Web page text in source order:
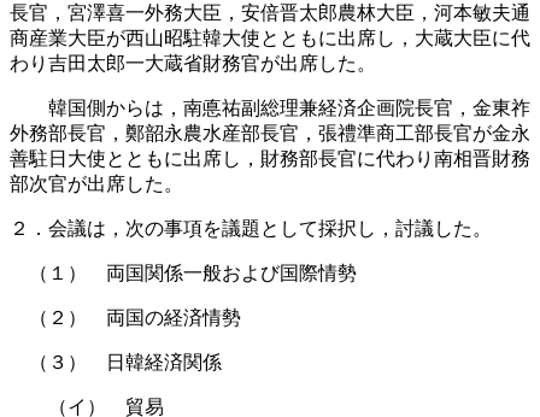
長官，宮澤喜一外務大臣，安倍晋太郎農林大臣，河本敏夫通
商産業大臣が西山昭駐韓大使とともに出席し，大蔵大臣に代
わり吉田太郎一大蔵省財務官が出席した。
韓国側からは，南悳祐副総理兼経済企画院長官，金東祚
外務部長官，鄭韶永農水産部長官，張禮準商工部長官が金永
善駐日大使とともに出席し，財務部長官に代わり南相晋財務
部次官が出席した。
２．会議は，次の事項を議題として採択し，討議した。
（１） 両国関係一般および国際情勢
（２） 両国の経済情勢
（３） 日韓経済関係
（イ） 貿易